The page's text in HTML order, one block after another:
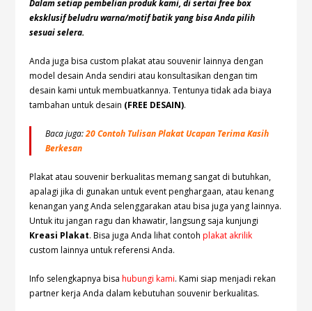
Dalam setiap pembelian produk kami, di sertai free box
eksklusif beludru warna/motif batik yang bisa Anda pilih
sesuai selera.
Anda juga bisa custom plakat atau souvenir lainnya dengan
model desain Anda sendiri atau konsultasikan dengan tim
desain kami untuk membuatkannya. Tentunya tidak ada biaya
tambahan untuk desain (FREE DESAIN).
Baca juga:20 Contoh Tulisan Plakat Ucapan Terima Kasih
Berkesan
Plakat atau souvenir berkualitas memang sangat di butuhkan,
apalagi jika di gunakan untuk event penghargaan, atau kenang
kenangan yang Anda selenggarakan atau bisa juga yang lainnya.
Untuk itu jangan ragu dan khawatir, langsung saja kunjungi
Kreasi Plakat. Bisa juga Anda lihat contohplakat akrilik
custom lainnya untuk referensi Anda.
Info selengkapnya bisahubungi kami. Kami siap menjadi rekan
partner kerja Anda dalam kebutuhan souvenir berkualitas.